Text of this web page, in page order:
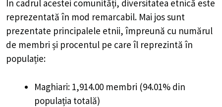
În cadrul acestei comunități, diversitatea etnică este
reprezentată în mod remarcabil. Mai jos sunt
prezentate principalele etnii, împreună cu numărul
de membri și procentul pe care îl reprezintă în
populație:
Maghiari: 1,914.00 membri (94.01% din
populația totală)